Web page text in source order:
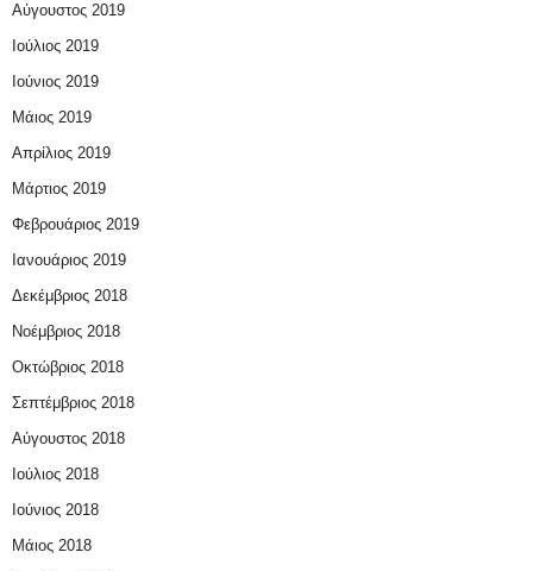
Αύγουστος 2019
Ιούλιος 2019
Ιούνιος 2019
Μάιος 2019
Απρίλιος 2019
Μάρτιος 2019
Φεβρουάριος 2019
Ιανουάριος 2019
Δεκέμβριος 2018
Νοέμβριος 2018
Οκτώβριος 2018
Σεπτέμβριος 2018
Αύγουστος 2018
Ιούλιος 2018
Ιούνιος 2018
Μάιος 2018